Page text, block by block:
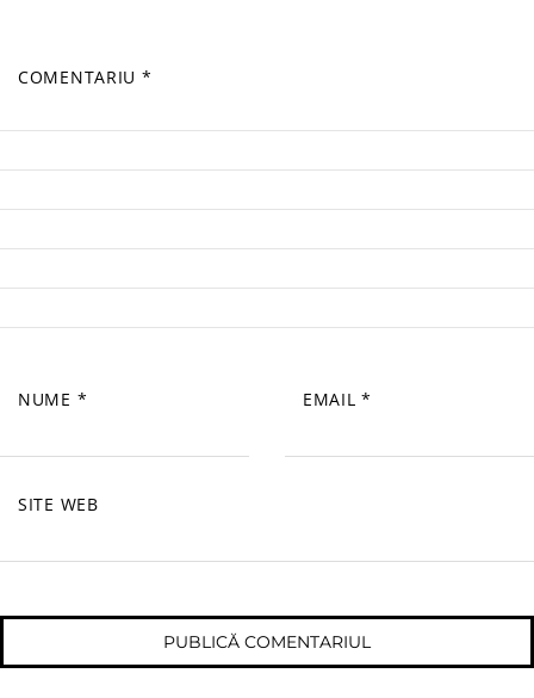
COMENTARIU *
NUME * EMAIL*
SITE WEB